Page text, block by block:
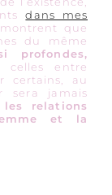
dans mes
que
du même
profondes,
celles entre
certains, au
sera jamais
relations
et la